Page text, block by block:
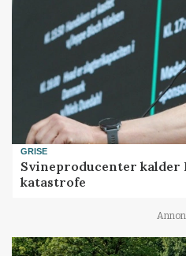
GRISE
Svineproducenter kalder
katastrofe